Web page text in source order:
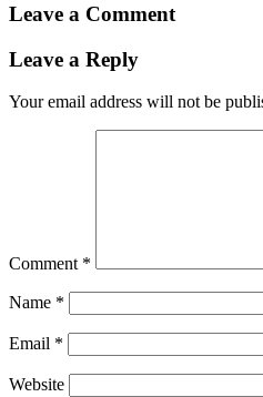
Leave a Comment
Leave a Reply
Your email address will not be
Comment *
Name *
Email *
Website